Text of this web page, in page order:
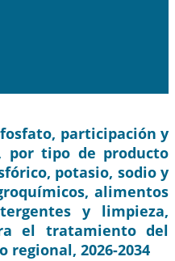
participación y
por tipo de producto
potasio, sodio y
alimentos
y limpieza,
el tratamiento del
regional, 2026-2034